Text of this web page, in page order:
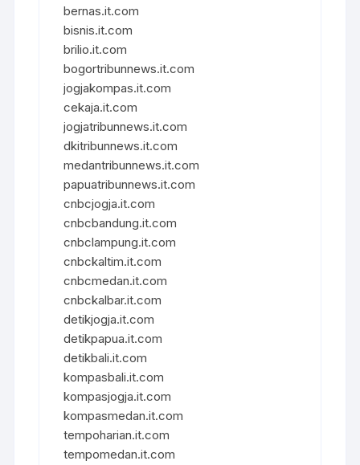
bernas.it.com
bisnis.it.com
brilio.it.com
bogortribunnews.it.com
jogjakompas.it.com
cekaja.it.com
jogjatribunnews.it.com
dkitribunnews.it.com
medantribunnews.it.com
papuatribunnews.it.com
cnbcjogja.it.com
cnbcbandung.it.com
cnbclampung.it.com
cnbckaltim.it.com
cnbcmedan.it.com
cnbckalbar.it.com
detikjogja.it.com
detikpapua.it.com
detikbali.it.com
kompasbali.it.com
kompasjogja.it.com
kompasmedan.it.com
tempoharian.it.com
tempomedan.it.com